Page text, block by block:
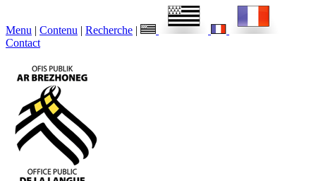
Menu | Contenu | Recherche |
Contact